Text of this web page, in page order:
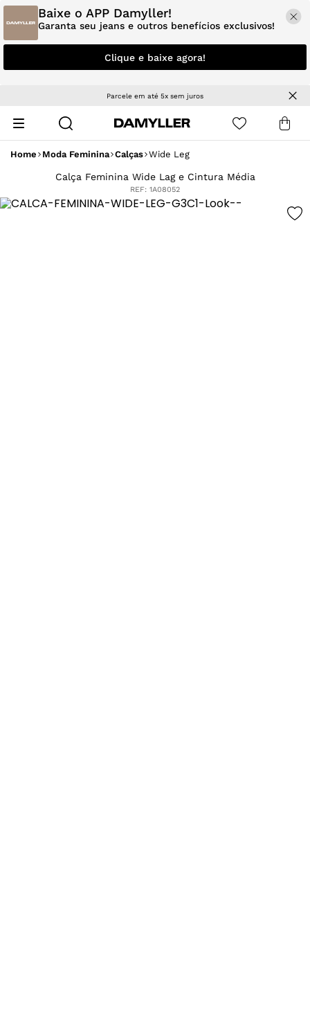
Baixe o APP Damyller!
Garanta seu jeans e outros benefícios exclusivos!
Clique e baixe agora!
Parcele em até 5x sem juros
Home Moda Feminina Calças Wide Leg
Calça Feminina Wide Lag e Cintura Média
REF: 1A08052